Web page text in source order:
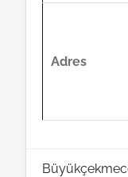
Adres